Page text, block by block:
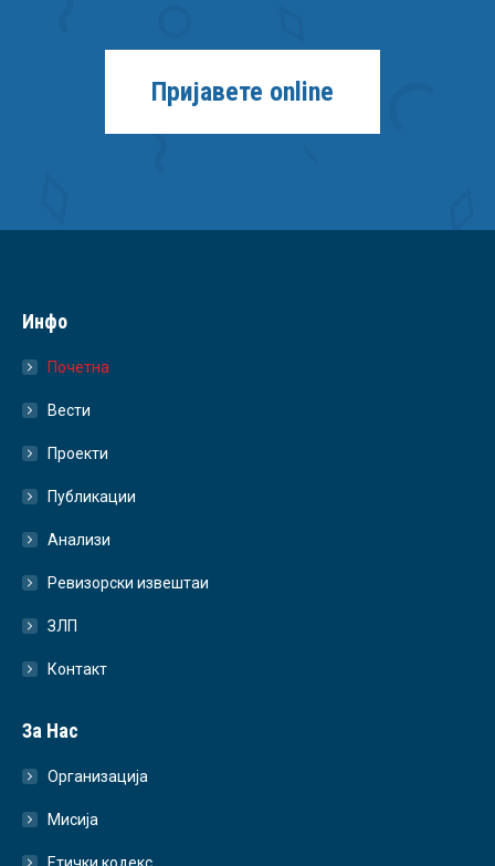
Пријавете online
Инфо
Почетна
Вести
Проекти
Публикации
Анализи
Ревизорски извештаи
ЗЛП
Контакт
За Нас
Организација
Мисија